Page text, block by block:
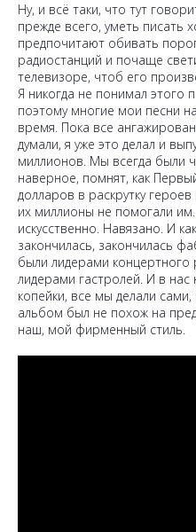
Ну, и всё таки, что тут
прежде всего, уметь писать
предпочитают обивать
радиостанций и почаще
телевизоре, чтоб его
Я никогда не понимал этого
поэтому многие мои песни
время. Пока все
думали, я уже это делал и
миллионов. Мы всегда были
наверное, помнят, как
долларов в раскрутку
их миллионы не помогали
искусственно. Навязано. И
закончилась, закончилась
были лидерами
лидерами гастролей. И в нас
копейки, все мы делали
альбом был не похож на
наш, мой фирменный стиль.